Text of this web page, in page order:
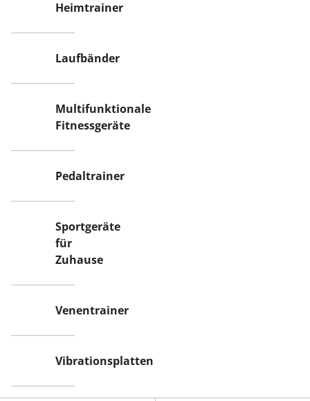
Heimtrainer
Laufbänder
Multifunktionale
Fitnessgeräte
Pedaltrainer
Sportgeräte
für
Zuhause
Venentrainer
Vibrationsplatten